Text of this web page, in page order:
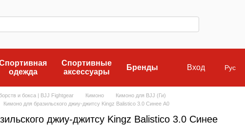
одежда
Спортивные
аксессуары
Бренды Вход Рус
и бокса | BJJ Fightgear Кимоно
Кимоно для BJJ (Ги)
Кимоно для бразильского джиу-джитсу Kingz Balistico 3.0 Синее A0
джиу-джитсу Kingz Balistico 3.0 Синее